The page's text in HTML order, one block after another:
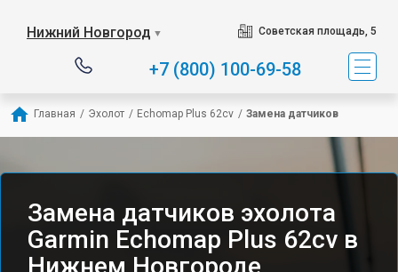
Нижний Новгород ▼ Советская площадь, 5
+7 (800) 100-69-58
Главная / Эхолот / Echomap Plus 62cv / Замена датчиков
Замена датчиков эхолота
Garmin Echomap Plus 62cv в